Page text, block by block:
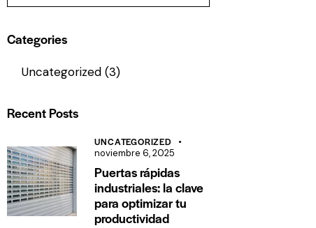
Categories
Uncategorized(3)
Recent Posts
UNCATEGORIZED
noviembre 6, 2025
Puertas rápidas
industriales: la clave
para optimizar tu
productividad